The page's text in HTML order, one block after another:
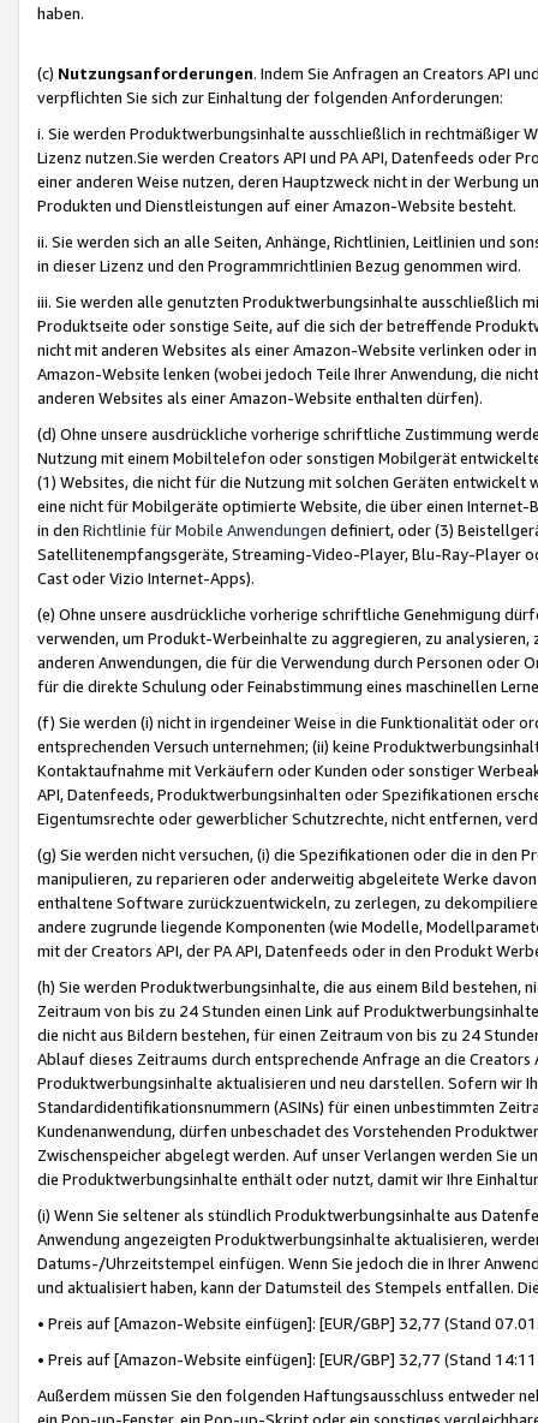
haben.
(c) Nutzungsanforderungen. Indem Sie Anfragen an Creators API
verpflichten Sie sich zur Einhaltung der folgenden Anforderungen:
i. Sie werden Produktwerbungsinhalte ausschließlich in rechtmäßiger
Lizenz nutzen.Sie werden Creators API und PA API, Datenfeeds oder
einer anderen Weise nutzen, deren Hauptzweck nicht in der Werbung
Produkten und Dienstleistungen auf einer Amazon-Website besteht.
ii. Sie werden sich an alle Seiten, Anhänge, Richtlinien, Leitlinien und
in dieser Lizenz und den Programmrichtlinien Bezug genommen wird.
iii. Sie werden alle genutzten Produktwerbungsinhalte ausschließlich
Produktseite oder sonstige Seite, auf die sich der betreffende
nicht mit anderen Websites als einer Amazon-Website verlinken oder
Amazon-Website lenken (wobei jedoch Teile Ihrer Anwendung, die
anderen Websites als einer Amazon-Website enthalten dürfen).
(d) Ohne unsere ausdrückliche vorherige schriftliche Zustimmung
Nutzung mit einem Mobiltelefon oder sonstigen Mobilgerät
(1) Websites, die nicht für die Nutzung mit solchen Geräten
eine nicht für Mobilgeräte optimierte Website, die über einen
in den Richtlinie für Mobile Anwendungen definiert, oder (3)
Satellitenempfangsgeräte, Streaming-Video-Player, Blu-Ray-Player
Cast oder Vizio Internet-Apps).
(e) Ohne unsere ausdrückliche vorherige schriftliche Genehmigung
verwenden, um Produkt-Werbeinhalte zu aggregieren, zu
anderen Anwendungen, die für die Verwendung durch Personen
für die direkte Schulung oder Feinabstimmung eines maschinellen
(f) Sie werden (i) nicht in irgendeiner Weise in die Funktionalität oder
entsprechenden Versuch unternehmen; (ii) keine
Kontaktaufnahme mit Verkäufern oder Kunden oder sonstiger
API, Datenfeeds, Produktwerbungsinhalten oder Spezifikationen
Eigentumsrechte oder gewerblicher Schutzrechte, nicht entfernen,
(g) Sie werden nicht versuchen, (i) die Spezifikationen oder die in
manipulieren, zu reparieren oder anderweitig abgeleitete Werke
enthaltene Software zurückzuentwickeln, zu zerlegen, zu
andere zugrunde liegende Komponenten (wie Modelle,
mit der Creators API, der PA API, Datenfeeds oder in den Produkt
(h) Sie werden Produktwerbungsinhalte, die aus einem Bild bestehen,
Zeitraum von bis zu 24 Stunden einen Link auf
die nicht aus Bildern bestehen, für einen Zeitraum von bis zu 24
Ablauf dieses Zeitraums durch entsprechende Anfrage an die
Produktwerbungsinhalte aktualisieren und neu darstellen. Sofern wir
Standardidentifikationsnummern (ASINs) für einen unbestimmten
Kundenanwendung, dürfen unbeschadet des Vorstehenden
Zwischenspeicher abgelegt werden. Auf unser Verlangen werden Sie
die Produktwerbungsinhalte enthält oder nutzt, damit wir Ihre
(i) Wenn Sie seltener als stündlich Produktwerbungsinhalte aus
Anwendung angezeigten Produktwerbungsinhalte aktualisieren,
Datums-/Uhrzeitstempel einfügen. Wenn Sie jedoch die in Ihrer
und aktualisiert haben, kann der Datumsteil des Stempels entfallen.
• Preis auf [Amazon-Website einfügen]: [EUR/GBP] 32,77 (Stand
• Preis auf [Amazon-Website einfügen]: [EUR/GBP] 32,77 (Stand
Außerdem müssen Sie den folgenden Haftungsausschluss entweder
ein Pop-up-Fenster, ein Pop-up-Skript oder ein sonstiges